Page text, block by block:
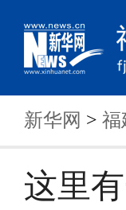
新华网 > 福
这里